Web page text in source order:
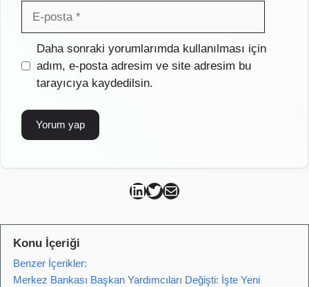
posta
İnternet
sitesi
Daha sonraki yorumlarımda kullanılması için
adım, e-posta adresim ve site adresim bu
tarayıcıya kaydedilsin.
Can Kütahya Linkedin
Can Kütahya Twitter
Can Kütahya Mail
Konu İçeriği
Benzer İçerikler:
Merkez Bankası Başkan Yardımcıları Değişti: İşte Yeni